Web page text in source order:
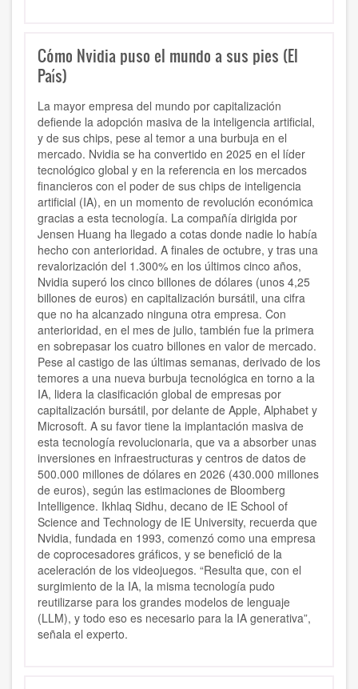
Cómo Nvidia puso el mundo a sus pies (El
País)
La mayor empresa del mundo por capitalización
defiende la adopción masiva de la inteligencia artificial,
y de sus chips, pese al temor a una burbuja en el
mercado. Nvidia se ha convertido en 2025 en el líder
tecnológico global y en la referencia en los mercados
financieros con el poder de sus chips de inteligencia
artificial (IA), en un momento de revolución económica
gracias a esta tecnología. La compañía dirigida por
Jensen Huang ha llegado a cotas donde nadie lo había
hecho con anterioridad. A finales de octubre, y tras una
revalorización del 1.300% en los últimos cinco años,
Nvidia superó los cinco billones de dólares (unos 4,25
billones de euros) en capitalización bursátil, una cifra
que no ha alcanzado ninguna otra empresa. Con
anterioridad, en el mes de julio, también fue la primera
en sobrepasar los cuatro billones en valor de mercado.
Pese al castigo de las últimas semanas, derivado de los
temores a una nueva burbuja tecnológica en torno a la
IA, lidera la clasificación global de empresas por
capitalización bursátil, por delante de Apple, Alphabet y
Microsoft. A su favor tiene la implantación masiva de
esta tecnología revolucionaria, que va a absorber unas
inversiones en infraestructuras y centros de datos de
500.000 millones de dólares en 2026 (430.000 millones
de euros), según las estimaciones de Bloomberg
Intelligence. Ikhlaq Sidhu, decano de IE School of
Science and Technology de IE University, recuerda que
Nvidia, fundada en 1993, comenzó como una empresa
de coprocesadores gráficos, y se benefició de la
aceleración de los videojuegos. “Resulta que, con el
surgimiento de la IA, la misma tecnología pudo
reutilizarse para los grandes modelos de lenguaje
(LLM), y todo eso es necesario para la IA generativa”,
señala el experto.